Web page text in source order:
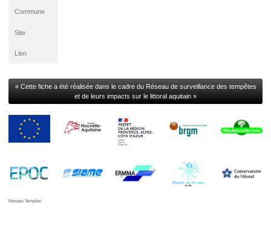
Commune
Site
Lien
« Cette fiche a été réalisée dans le cadre du Réseau de surveillance des tempêtes
et de leurs impacts sur le littoral aquitain »
Réseau Tempête